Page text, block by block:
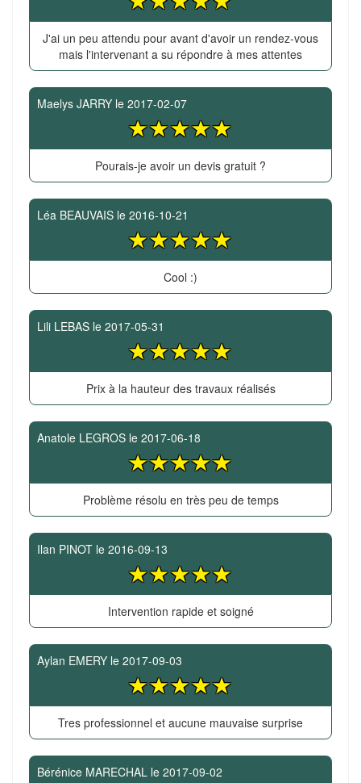
J'ai un peu attendu pour avant d'avoir un rendez-vous
mais l'intervenant a su répondre à mes attentes
Maelys JARRY le 2017-02-07
Pourais-je avoir un devis gratuit ?
Léa BEAUVAIS le 2016-10-21
Cool :)
Lili LEBAS le 2017-05-31
Prix à la hauteur des travaux réalisés
Anatole LEGROS le 2017-06-18
Problème résolu en très peu de temps
Ilan PINOT le 2016-09-13
Intervention rapide et soigné
Aylan EMERY le 2017-09-03
Tres professionnel et aucune mauvaise surprise
Bérénice MARECHAL le 2017-09-02